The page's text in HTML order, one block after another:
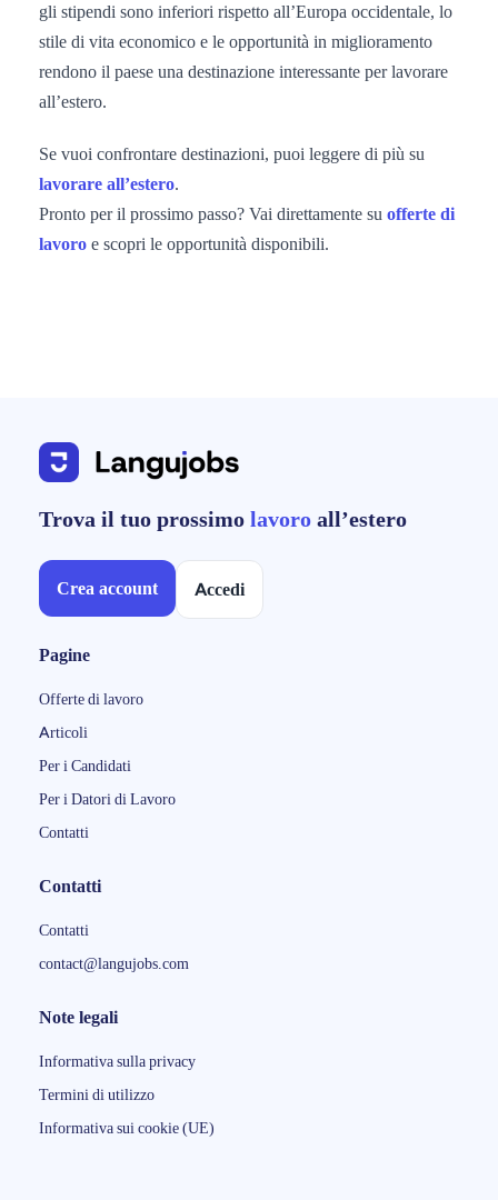
gli stipendi sono inferiori rispetto all’Europa occidentale, lo
stile di vita economico e le opportunità in miglioramento
rendono il paese una destinazione interessante per lavorare
all’estero.
Se vuoi confrontare destinazioni, puoi leggere di più su
lavorare all’estero.
Pronto per il prossimo passo? Vai direttamente su offerte di
lavoro e scopri le opportunità disponibili.
Trova il tuo prossimo lavoro all’estero
Crea account Accedi
Pagine
Offerte di lavoro
Articoli
Per i Candidati
Per i Datori di Lavoro
Contatti
Contatti
Contatti
contact@langujobs.com
Note legali
Informativa sulla privacy
Termini di utilizzo
Informativa sui cookie (UE)